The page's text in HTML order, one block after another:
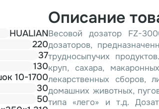
HUALIAN
220
37
130
10-1700
30
50
Описание
Весовой дозатор FZ-
дозаторов,
трудносыпучих
круп, сахара,
лекарственных сборов,
домашних животных,
типа «лего» и т.д.